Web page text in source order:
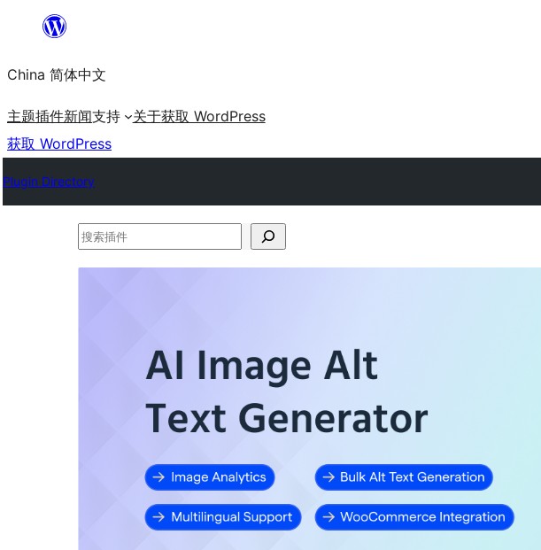
内
容
China 简体中文
主题插件新闻支持 关于获取 WordPress
获取 WordPress
Plugin Directory
搜